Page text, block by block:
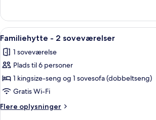
seng
(Spa)
-
kingsize-
(Spa)
Indlæs
alle
billeder
af
Familiehytte
-
2
soveværelser
Et moderne
8
Familiehytte - 2 soveværelser
1 soveværelse
Plads til 6 personer
1 kingsize-seng og 1 sovesofa (dobbeltseng)
Gratis Wi-Fi
Flere oplysninger
Flere